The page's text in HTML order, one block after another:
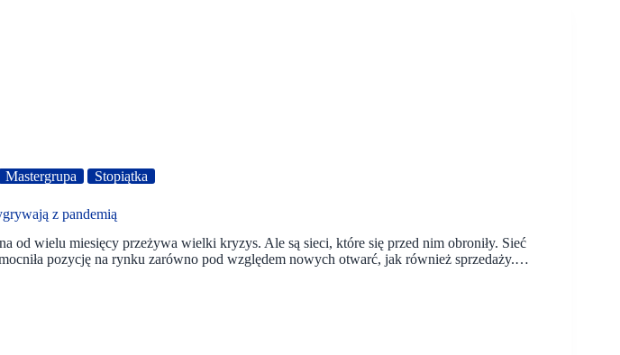
Mastergrupa Stopiątka
z pandemią
od wielu miesięcy przeżywa wielki kryzys. Ale są sieci, które się przed nim obroniły. Sieć
pozycję na rynku zarówno pod względem nowych otwarć, jak również sprzedaży.…